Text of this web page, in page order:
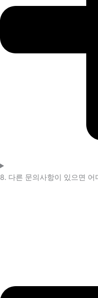
8. 다른 문의사항이 있으면 어